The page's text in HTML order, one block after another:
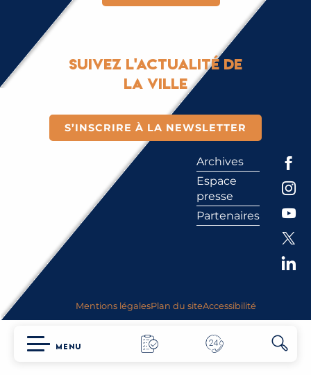
MENU
Suivez l'actualité de
la ville
S’INSCRIRE À LA NEWSLETTER
Archives
Espace
presse
Partenaires
Mentions légalesPlan du siteAccessibilité